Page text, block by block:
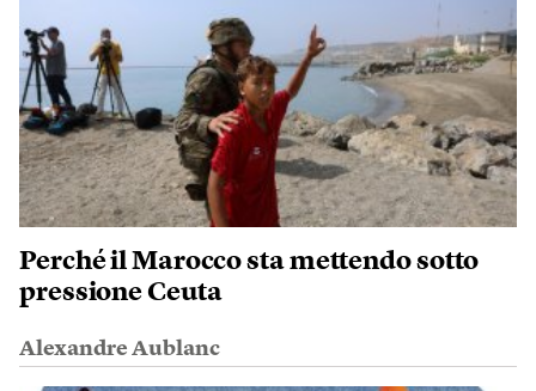
Perché il Marocco sta mettendo sotto
pressione Ceuta
Alexandre Aublanc